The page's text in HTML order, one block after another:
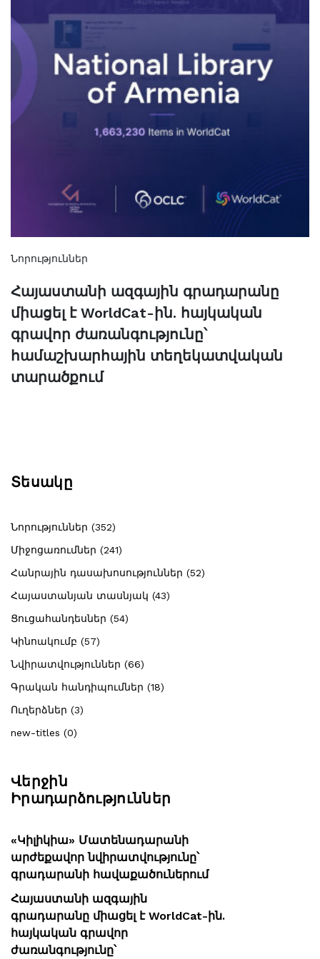
Նորություններ
Հայաստանի ազգային գրադարանը
միացել է WorldCat-ին. հայկական
գրավոր ժառանգությունը՝
համաշխարհային տեղեկատվական
տարածքում
Տեսակը
Նորություններ (352)
Միջոցառումներ (241)
Հանրային դասախոսություններ (52)
Հայաստանյան տասնյակ (43)
Ցուցահանդեսներ (54)
Կինոակումբ (57)
Նվիրատվություններ (66)
Գրական հանդիպումներ (18)
Ուղերձներ (3)
new-titles (0)
Վերջին
Իրադարձություններ
«Կիլիկիա» Մատենադարանի
արժեքավոր նվիրատվությունը՝
գրադարանի հավաքածուներում
Հայաստանի ազգային
գրադարանը միացել է WorldCat-ին.
հայկական գրավոր
ժառանգությունը՝